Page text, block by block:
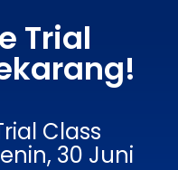
Trial
Class
30 Juni